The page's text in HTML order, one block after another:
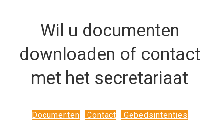
Wil u documenten
downloaden of contact
met het secretariaat
Documenten Contact Gebedsintenties